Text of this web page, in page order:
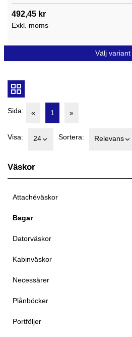
Väskor
Attachéväskor
Bagar
Datorväskor
Kabinväskor
Necessärer
Plånböcker
Portföljer
492,45 kr
Exkl. moms
Välj variant
Sida: « 1 »
Visa: 24 Sortera: Relevans